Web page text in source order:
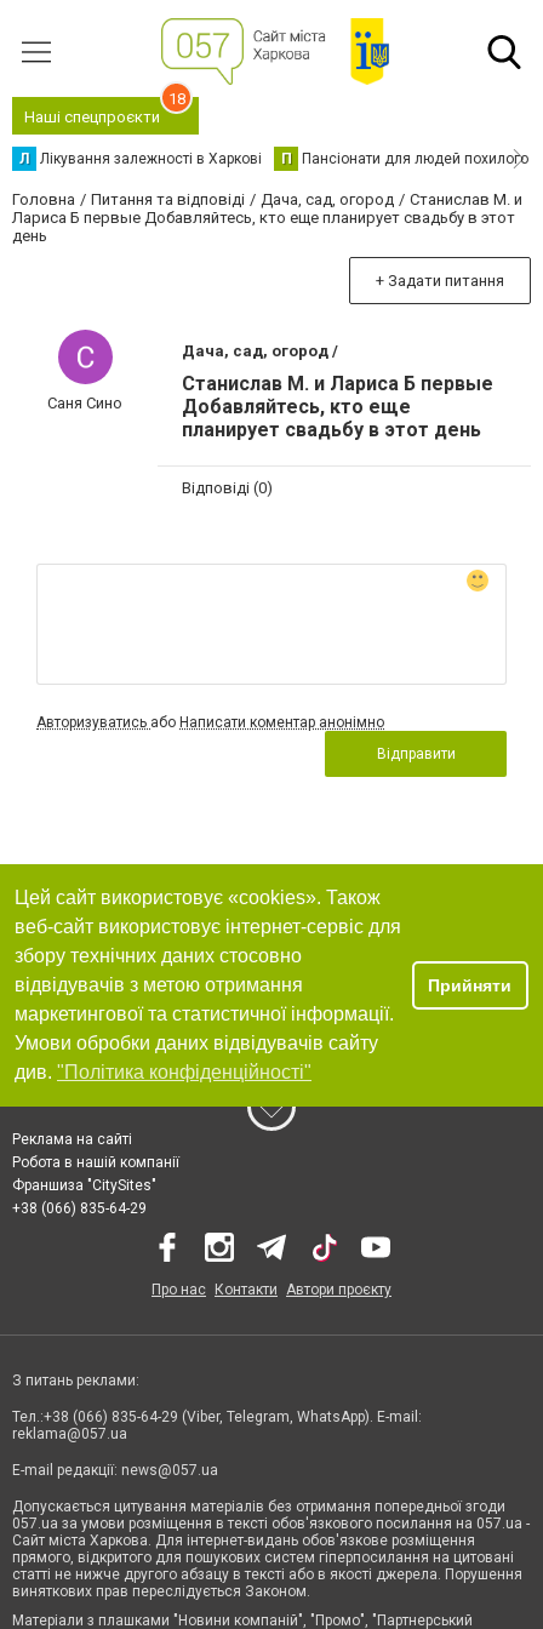
Наші спецпроєкти
18
Л Лікування залежності в Харкові П Пансіонати для людей похилого
Головна Питання та відповіді Дача, сад, огород
Станислав М. и
Лариса Б первые Добавляйтесь, кто еще планирует свадьбу в этот
день
+ Задати питання
Саня Сино
Дача, сад, огород /
Станислав М. и Лариса Б первые
Добавляйтесь, кто еще
планирует свадьбу в этот день
Відповіді (0)
Авторизуватись або Написати коментар анонімно
Відправити
Цей сайт використовує «cookies». Також
веб-сайт використовує інтернет-сервіс для
збору технічних даних стосовно
відвідувачів з метою отримання
маркетингової та статистичної інформації.
Умови обробки даних відвідувачів сайту
див. "Політика конфіденційності"
Прийняти
Реклама на сайті
Робота в нашій компанії
Франшиза "CitySites"
+38 (066) 835-64-29
Про нас Контакти Автори проєкту
З питань реклами:
Тел.:+38 (066) 835-64-29 (Viber, Telegram, WhatsApp). E-mail:
reklama@057.ua
E-mail редакції: news@057.ua
Допускається цитування матеріалів без отримання попередньої згоди
057.ua за умови розміщення в тексті обов'язкового посилання на 057.ua -
Сайт міста Харкова. Для інтернет-видань обов'язкове розміщення
прямого, відкритого для пошукових систем гіперпосилання на цитовані
статті не нижче другого абзацу в тексті або в якості джерела. Порушення
виняткових прав переслідується Законом.
Матеріали з плашками "Новини компаній", "Промо", "Партнерський